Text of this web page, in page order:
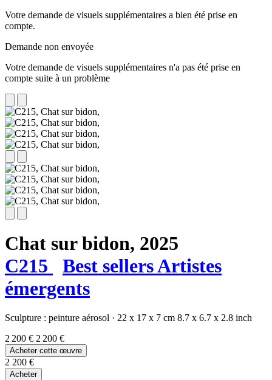
Votre demande de visuels supplémentaires a bien été prise en
compte.
Demande non envoyée
Votre demande de visuels supplémentaires n'a pas été prise en
compte suite à un problème
Chat sur bidon, 2025
C215
Best sellersArtistes
émergents
Sculpture : peinture aérosol · 22 x 17 x 7 cm 8.7 x 6.7 x 2.8 inch
2 200 € 2 200 €
Acheter cette œuvre
2 200 €
Acheter